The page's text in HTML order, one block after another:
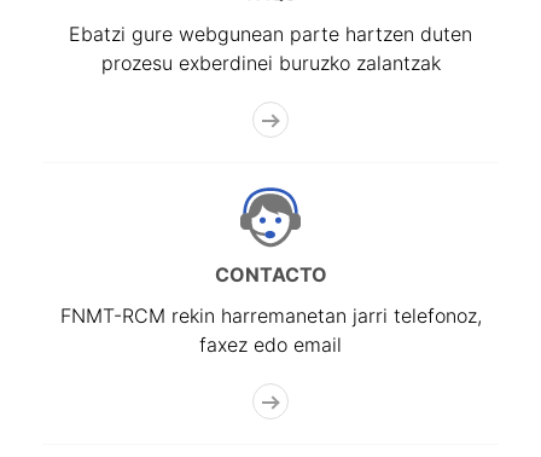
Ebatzi gure webgunean parte hartzen duten
prozesu exberdinei buruzko zalantzak
CONTACTO
FNMT-RCM rekin harremanetan jarri telefonoz,
faxez edo email